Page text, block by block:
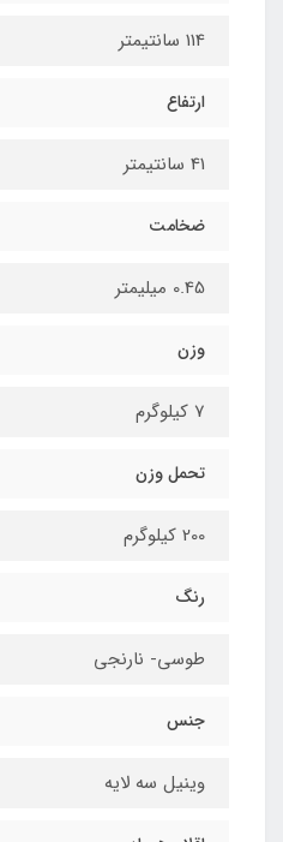
114 سانتیمتر
ارتفاع
41 سانتیمتر
ضخامت
0.45 میلیمتر
وزن
7 کیلوگرم
تحمل وزن
200 کیلوگرم
رنگ
طوسی- نارنجی
جنس
وینیل سه لایه